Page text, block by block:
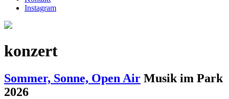
Instagram
konzert
Sommer, Sonne, Open Air Musik im Park
2026